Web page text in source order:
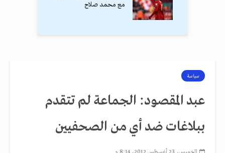
مع محمد صلاح
سياسة
عبد المقصود: الجماعة لم تتقدم
ببلاغات ضد أي من الصحفيين